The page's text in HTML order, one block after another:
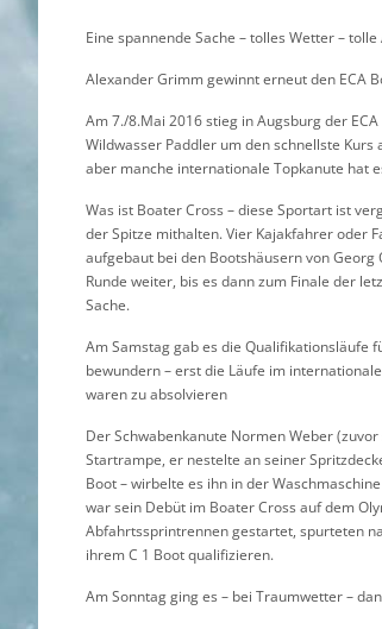
Eine spannende Sache – tolles Wetter –
Alexander Grimm gewinnt erneut den ECA
Am 7./8.Mai 2016 stieg in Augsburg der
Wildwasser Paddler um den schnellste
aber manche internationale Topkanute hat
Was ist Boater Cross – diese Sportart ist
der Spitze mithalten. Vier Kajakfahrer oder
aufgebaut bei den Bootshäusern von
Runde weiter, bis es dann zum Finale der
Sache.
Am Samstag gab es die Qualifikationsläufe
bewundern – erst die Läufe im
waren zu absolvieren
Der Schwabenkanute Normen Weber
Startrampe, er nestelte an seiner
Boot – wirbelte es ihn in der
war sein Debüt im Boater Cross auf dem
Abfahrtssprintrennen gestartet, spurteten
ihrem C 1 Boot qualifizieren.
Am Sonntag ging es – bei Traumwetter –